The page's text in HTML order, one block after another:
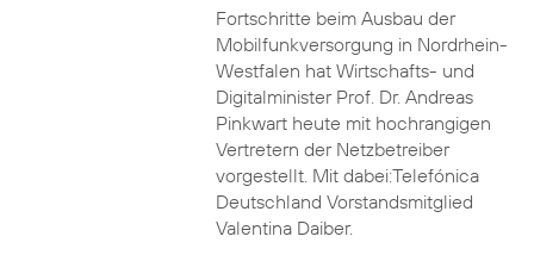
Fortschritte beim Ausbau der
Mobilfunkversorgung in Nordrhein-
Westfalen hat Wirtschafts- und
Digitalminister Prof. Dr. Andreas
Pinkwart heute mit hochrangigen
Vertretern der Netzbetreiber
vorgestellt. Mit dabei:Telefónica
Deutschland Vorstandsmitglied
Valentina Daiber.